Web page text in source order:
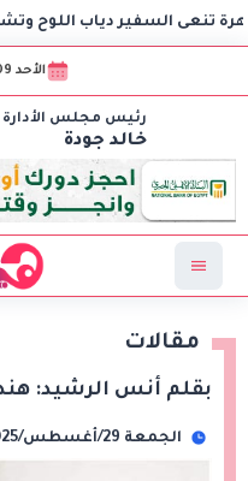
السفير دياب اللوح وتشيد
الأحد 09 أغسطس 2026
رئيس مجلس الأدارة
خالد جودة
مقالات
بقلم أنس الرشيد:
الجمعة 29/أغسطس/2025 - 10:00 م